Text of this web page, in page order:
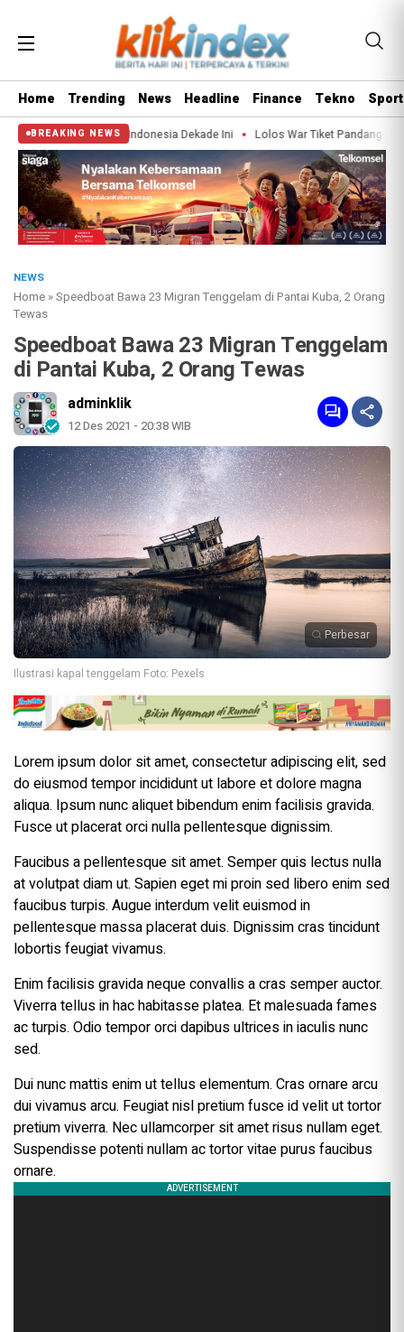
Home Trending News Headline Finance Tekno Sport
BREAKING NEWS
Tangkis Indonesia Dekade Ini Lolos War Tiket Pandang Istana 2026?
NEWS
Home »Speedboat Bawa 23 Migran Tenggelam di Pantai Kuba, 2 Orang
Tewas
Speedboat Bawa 23 Migran Tenggelam
di Pantai Kuba, 2 Orang Tewas
adminklik
12 Des 2021 - 20:38 WIB
Perbesar
Ilustrasi kapal tenggelam Foto: Pexels
Lorem ipsum dolor sit amet, consectetur adipiscing elit, sed
do eiusmod tempor incididunt ut labore et dolore magna
aliqua. Ipsum nunc aliquet bibendum enim facilisis gravida.
Fusce ut placerat orci nulla pellentesque dignissim.
Faucibus a pellentesque sit amet. Semper quis lectus nulla
at volutpat diam ut. Sapien eget mi proin sed libero enim sed
faucibus turpis. Augue interdum velit euismod in
pellentesque massa placerat duis. Dignissim cras tincidunt
lobortis feugiat vivamus.
Enim facilisis gravida neque convallis a cras semper auctor.
Viverra tellus in hac habitasse platea. Et malesuada fames
ac turpis. Odio tempor orci dapibus ultrices in iaculis nunc
sed.
Dui nunc mattis enim ut tellus elementum. Cras ornare arcu
dui vivamus arcu. Feugiat nisl pretium fusce id velit ut tortor
pretium viverra. Nec ullamcorper sit amet risus nullam eget.
Suspendisse potenti nullam ac tortor vitae purus faucibus
ornare.